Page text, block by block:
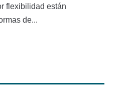
flexibilidad están
de...